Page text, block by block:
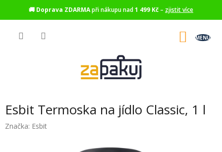
🚚 Doprava ZDARMApři nákupu nad1 499 Kč – zjistit více
Esbit Termoska na jídlo Classic, 1 l
Značka: Esbit